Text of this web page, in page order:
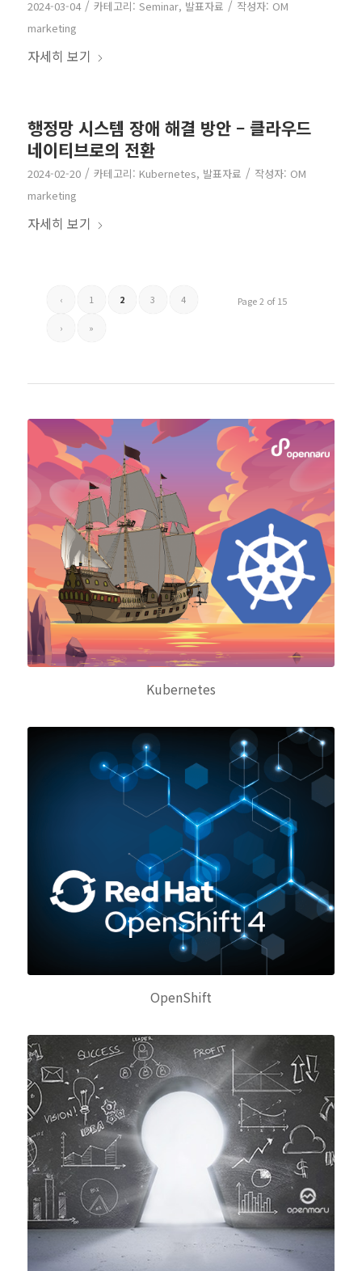
2024-03-04 / 카테고리: Seminar, 발표자료 / 작성자: OM
marketing
자세히 보기
행정망 시스템 장애 해결 방안 – 클라우드
네이티브로의 전환
2024-02-20 / 카테고리: Kubernetes, 발표자료 / 작성자: OM
marketing
자세히 보기
Page 2 of 15
‹ 1 2 3 4
› »
Kubernetes
OpenShift